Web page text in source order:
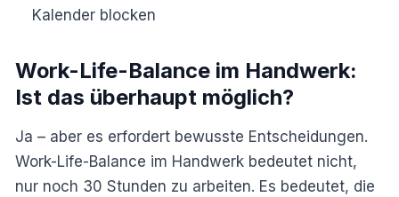
Kalender blocken
Work-Life-Balance im Handwerk:
Ist das überhaupt möglich?
Ja – aber es erfordert bewusste Entscheidungen.
Work-Life-Balance im Handwerk bedeutet nicht,
nur noch 30 Stunden zu arbeiten. Es bedeutet, die